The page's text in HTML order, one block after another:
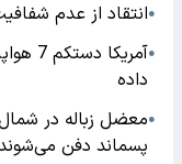
●انتقاد از عدم
●
داده
●معضل زباله در
پسماند دفن